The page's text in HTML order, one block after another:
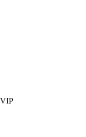
VIP